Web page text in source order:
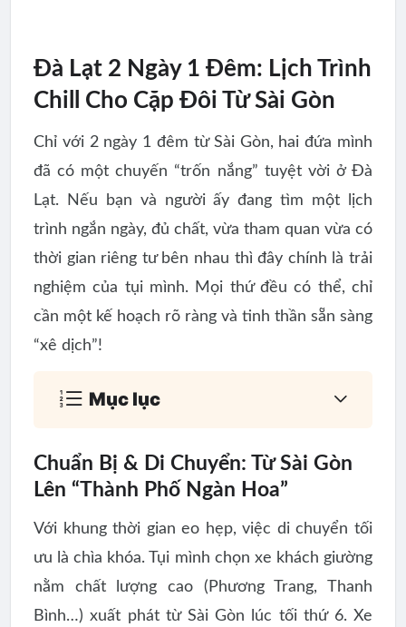
Đà Lạt 2 Ngày 1 Đêm: Lịch Trình
Chill Cho Cặp Đôi Từ Sài Gòn
Chỉ với 2 ngày 1 đêm từ Sài Gòn, hai đứa mình
đã có một chuyến “trốn nắng” tuyệt vời ở Đà
Lạt. Nếu bạn và người ấy đang tìm một lịch
trình ngắn ngày, đủ chất, vừa tham quan vừa có
thời gian riêng tư bên nhau thì đây chính là trải
nghiệm của tụi mình. Mọi thứ đều có thể, chỉ
cần một kế hoạch rõ ràng và tinh thần sẵn sàng
“xê dịch”!
Mục lục
Chuẩn Bị & Di Chuyển: Từ Sài Gòn
Lên “Thành Phố Ngàn Hoa”
Với khung thời gian eo hẹp, việc di chuyển tối
ưu là chìa khóa. Tụi mình chọn xe khách giường
nằm chất lượng cao (Phương Trang, Thanh
Bình…) xuất phát từ Sài Gòn lúc tối thứ 6. Xe